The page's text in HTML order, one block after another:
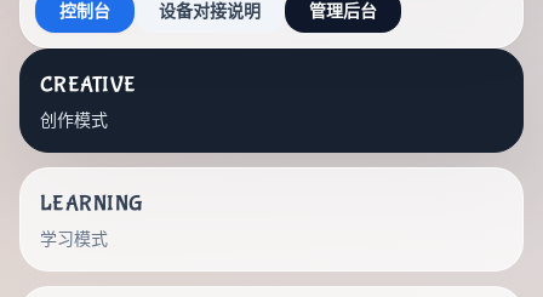
控制台 设备对接说明 管理后台
CREATIVE
创作模式
LEARNING
学习模式